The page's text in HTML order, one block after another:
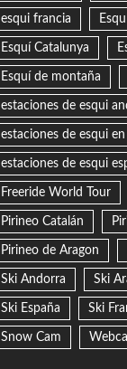
esqui francia
Esquí Catalunya
Esquí de montaña
estaciones de esqui
estaciones de esqui
estaciones de esqui
Freeride World Tour
Pirineo Catalán
Pirineo de Aragon
Ski Andorra Ski
Ski España Ski
Snow Cam